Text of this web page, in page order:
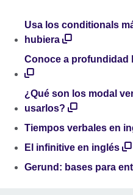
Usa los conditionals
hubiera
Conoce a profundidad
¿Qué son los modal
usarlos?
Tiempos verbales en
El infinitive en inglés
Gerund: bases para